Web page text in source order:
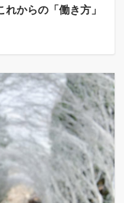
からの「働き方」